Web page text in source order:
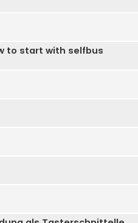
to start with selfbus